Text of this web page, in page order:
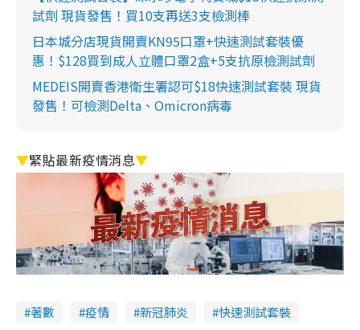
試劑 現貨發售！買10支再送3支檢測棒
日本城分店現貨開賣KN95口罩+快速測試套裝優
惠！$128買到成人立體口罩2盒+5支抗原檢測試劑
MEDEIS開賣香港衛生署認可$18快速測試套裝 現貨
發售！可檢測Delta、Omicron病毒
▼緊貼最新疫情消息▼
著數 疫情 新冠肺炎
快速測試套裝